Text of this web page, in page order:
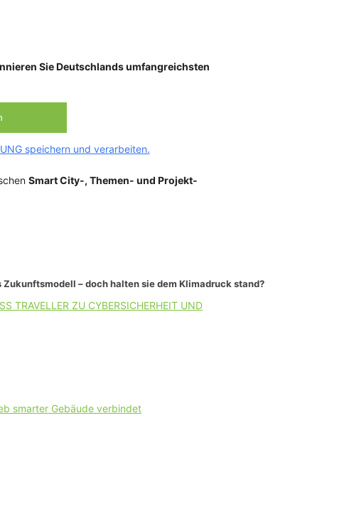
Sie Deutschlands umfangreichsten
speichern und verarbeiten.
Smart City-, Themen- und Projekt-
– doch halten sie dem Klimadruck stand?
TRAVELLER ZU CYBERSICHERHEIT UND
smarter Gebäude verbindet